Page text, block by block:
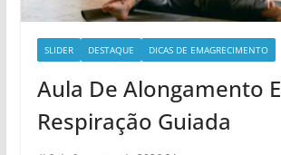
SLIDER DESTAQUE DICAS DE EMAGRECIMENTO
Aula De Alongamento E
Respiração Guiada